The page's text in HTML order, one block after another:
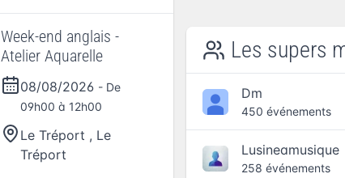
Week-end anglais -
Atelier Aquarelle
08/08/2026 - De
09h00 à 12h00
Le Tréport , Le
Tréport
Les supers
Dm
450 événements
Lusineamusique
258 événements